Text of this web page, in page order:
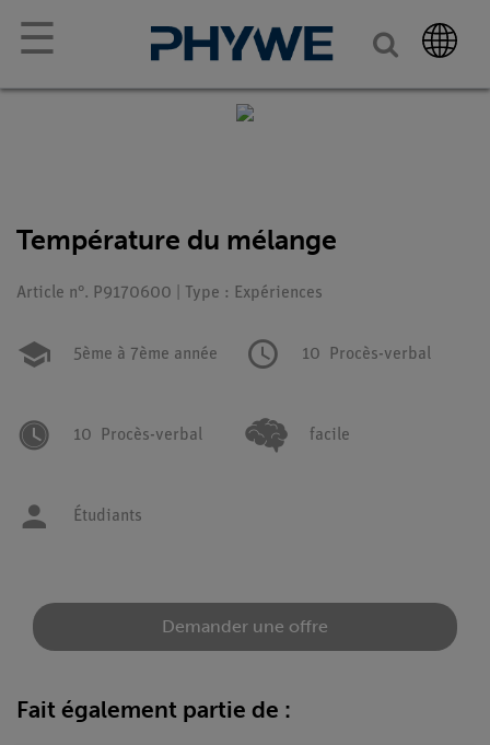
☰
Température du mélange
Article n°. P9170600 | Type : Expériences
5ème à 7ème année 10 Procès-verbal
10 Procès-verbal facile
Étudiants
Demander une offre
Fait également partie de :